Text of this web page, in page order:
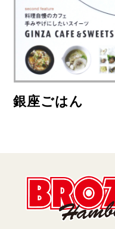
銀座ごはん